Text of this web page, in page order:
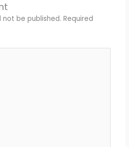
not be published. Required